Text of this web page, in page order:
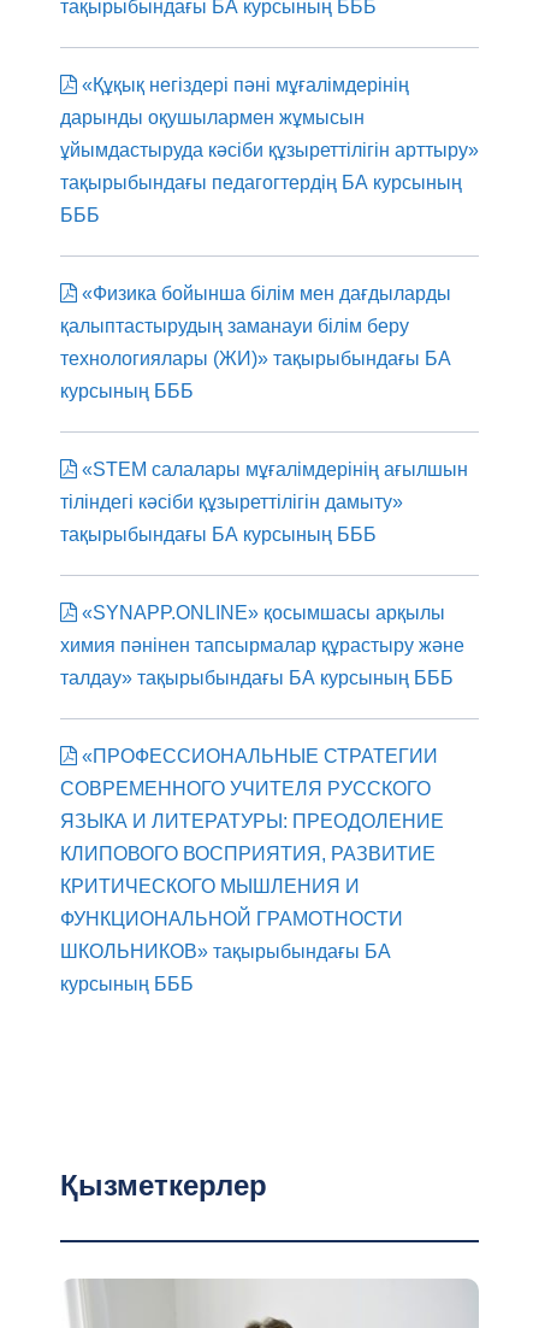
тақырыбындағы БА курсының БББ
«Құқық негіздері пәні мұғалімдерінің
дарынды оқушылармен жұмысын
ұйымдастыруда кәсіби құзыреттілігін арттыру»
тақырыбындағы педагогтердің БА курсының
БББ
«Физика бойынша білім мен дағдыларды
қалыптастырудың заманауи білім беру
технологиялары (ЖИ)» тақырыбындағы БА
курсының БББ
«STEM салалары мұғалімдерінің ағылшын
тіліндегі кәсіби құзыреттілігін дамыту»
тақырыбындағы БА курсының БББ
«SYNAPP.ONLINE» қосымшасы арқылы
химия пәнінен тапсырмалар құрастыру және
талдау» тақырыбындағы БА курсының БББ
«ПРОФЕССИОНАЛЬНЫЕ СТРАТЕГИИ
СОВРЕМЕННОГО УЧИТЕЛЯ РУССКОГО
ЯЗЫКА И ЛИТЕРАТУРЫ: ПРЕОДОЛЕНИЕ
КЛИПОВОГО ВОСПРИЯТИЯ, РАЗВИТИЕ
КРИТИЧЕСКОГО МЫШЛЕНИЯ И
ФУНКЦИОНАЛЬНОЙ ГРАМОТНОСТИ
ШКОЛЬНИКОВ» тақырыбындағы БА
курсының БББ
Қызметкерлер